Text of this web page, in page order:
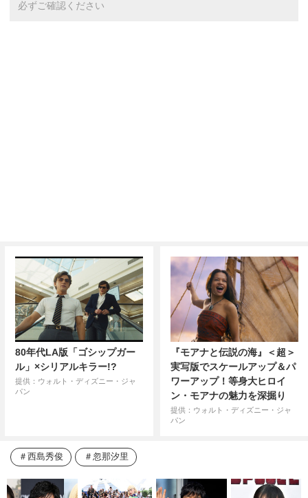
必ずご確認ください
80年代LA版「ゴシップガー
ル」×シリアルキラー!?
提供：ウォルト・ディズニー・ジャ
パン
『モアナと伝説の海』＜超＞
実写版でスケールアップ＆パ
ワーアップ！等身大ヒロイ
ン・モアナの魅力を深掘り
提供：ウォルト・ディズニー・ジャ
パン
西島秀俊 忽那汐里